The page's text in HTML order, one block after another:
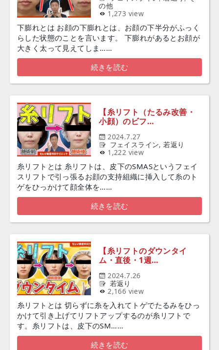
の他
1,273 view
下膨れとは お顔の下膨れとは、お顔の下半分がふっく
らした状態のことを言います。 下膨れがあるとお顔が
大きく太って見えてしま……
続きを読む
【糸リフト（たるみ改善・
小顔）のビフ…
2024.7.27
フェイスライン,若返り
1,222 view
糸リフトとは 糸リフトは、皮下のSMASというフェイ
スリフトで引っ張るお顔の支持組織に挿入して糸のト
ゲをひっかけて顔全体を……
続きを読む
【糸リフトのダウンタイ
ム・直後・1週…
2024.7.26
若返り
2,166 view
糸リフトとは 切らずに糸を入れてトゲでたるみをひっ
かけて引き上げてリフトアップするのが糸リフトで
す。糸リフトは、皮下のSM……
続きを読む